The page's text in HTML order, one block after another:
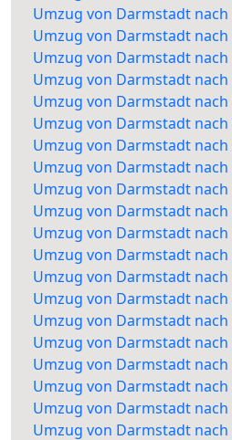
Umzug von Darmstadt
Umzug von Darmstadt
Umzug von Darmstadt nach
Umzug von Darmstadt
Umzug von Darmstadt
Umzug von Darmstadt nach
Umzug von Darmstadt
Umzug von Darmstadt
Umzug von Darmstadt
Umzug von Darmstadt nach
Umzug von Darmstadt
Umzug von Darmstadt
Umzug von Darmstadt
Umzug von Darmstadt nach
Umzug von Darmstadt
Umzug von Darmstadt
Umzug von Darmstadt nach
Umzug von Darmstadt nach
Umzug von Darmstadt
Umzug von Darmstadt nach